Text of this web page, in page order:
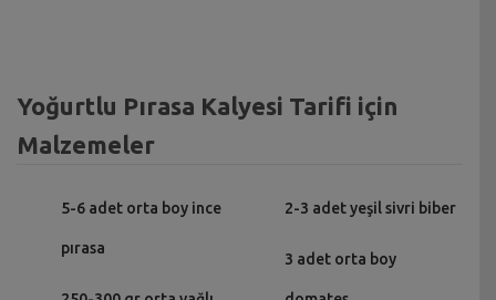
Yoğurtlu Pırasa Kalyesi Tarifi için
Malzemeler
5-6 adet orta boy ince
pırasa
2-3 adet yeşil sivri biber
3 adet orta boy